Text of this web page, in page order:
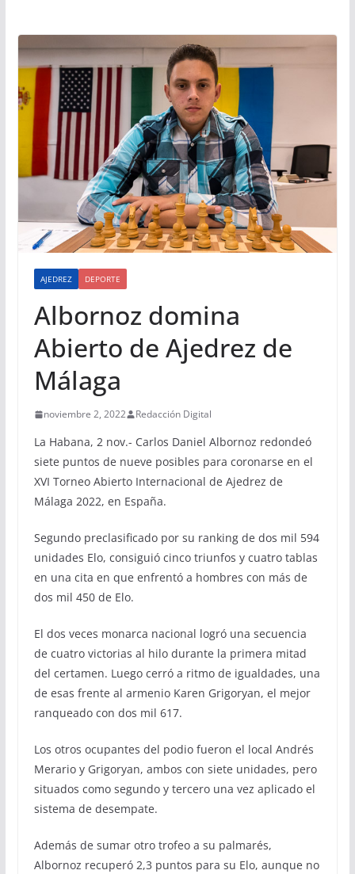
AJEDREZ DEPORTE
Albornoz domina
Abierto de Ajedrez de
Málaga
noviembre 2, 2022 Redacción Digital
La Habana, 2 nov.- Carlos Daniel Albornoz redondeó
siete puntos de nueve posibles para coronarse en el
XVI Torneo Abierto Internacional de Ajedrez de
Málaga 2022, en España.
Segundo preclasificado por su ranking de dos mil 594
unidades Elo, consiguió cinco triunfos y cuatro tablas
en una cita en que enfrentó a hombres con más de
dos mil 450 de Elo.
El dos veces monarca nacional logró una secuencia
de cuatro victorias al hilo durante la primera mitad
del certamen. Luego cerró a ritmo de igualdades, una
de esas frente al armenio Karen Grigoryan, el mejor
ranqueado con dos mil 617.
Los otros ocupantes del podio fueron el local Andrés
Merario y Grigoryan, ambos con siete unidades, pero
situados como segundo y tercero una vez aplicado el
sistema de desempate.
Además de sumar otro trofeo a su palmarés,
Albornoz recuperó 2,3 puntos para su Elo, aunque no